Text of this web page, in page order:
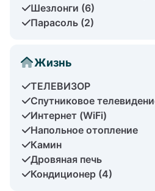
Шезлонги (6)
Парасоль (2)
Жизнь
ТЕЛЕВИЗОР
Спутниковое
Интернет (WiFi)
Напольное отопление
Камин
Дровяная печь
Кондиционер (4)